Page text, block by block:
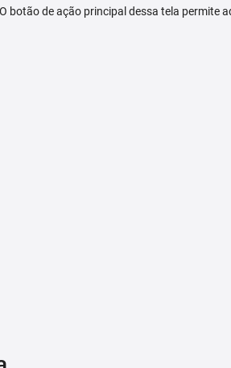
O botão de ação principal dessa tela permite